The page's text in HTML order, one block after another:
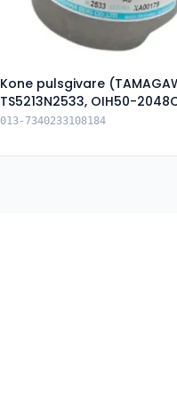
Kone pulsgivare
TS5213N2533, OIH50-
5V-XA00179)
013-7340233108184